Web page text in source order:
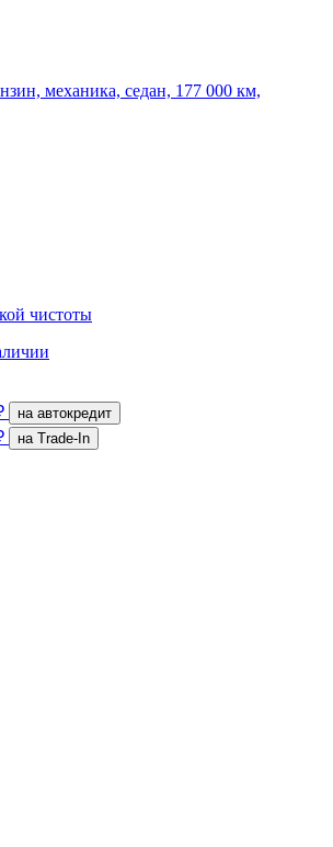
механика, седан, 177 000 км,
чистоты
на автокредит
на Trade-In